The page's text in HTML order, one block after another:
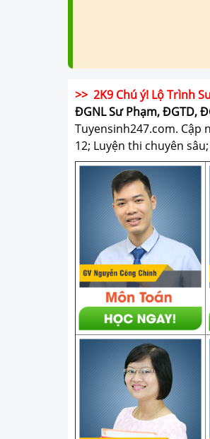
>> 2K9 Chú ý! Lộ Trình
ĐGNL Sư Phạm, ĐGTD,
Tuyensinh247.com. Cập
12; Luyện thi chuyên